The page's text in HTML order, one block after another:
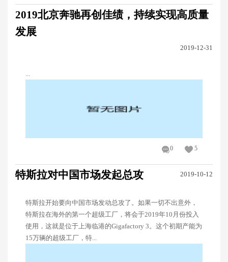
2019北京奔驰再创佳绩，持续实现高质量
发展
2019-12-31
...
0 5
特斯拉对中国市场发起总攻 2019-10-12
特斯拉开始要向中国市场发动总攻了。如果一切不出意外，
特斯拉在海外的第一个超级工厂，将会于2019年10月份投入
使用，这就是位于上海临港的Gigafactory 3。这个初期产能为
15万辆的超级工厂，特...